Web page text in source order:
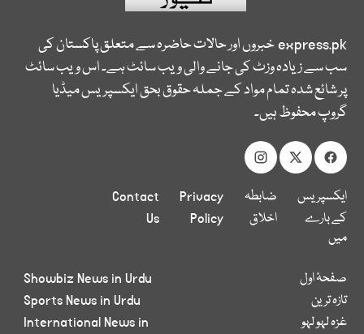
express.pkخبروں اور حالات حاضرہ سے متعلق پاکستان کی
سب سے زیادہ وزٹ کی جانے والی ویب سائٹ ہے۔ اس ویب سائٹ
پر شائع شدہ تمام مواد کے جملہ حقوق بحق ایکسپریس میڈیا
گروپ محفوظ ہیں۔
ایکسپریس
کے بارے
میں
ضابطہ
اخلاق
Privacy
Policy
Contact
Us
صفحۂ اول
تازہ ترین
غزہ لہو لہو
Showbiz News in Urdu
Sports News in Urdu
International News in